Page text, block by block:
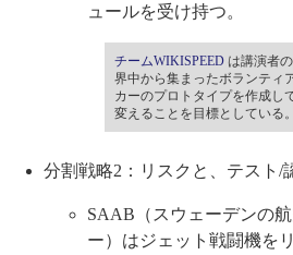
ュールを受け持つ。
チームWIKISPEED は講演者
界中から集まったボランティ
カーのプロトタイプを作成し
変えることを目標としている。
分割戦略2：リスクと、テスト/
SAAB（スウェーデンの
ー）はジェット戦闘機を